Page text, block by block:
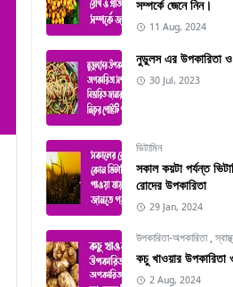
সম্পর্কে জেনে নিন।
11 Aug, 2024
নুডুলস এর উপকারিতা
30 Jul, 2023
ভিটামিন
সকাল কয়টা পর্যন্ত
রোদের উপকারিতা
29 Jan, 2024
উপকারিতা-অপকারিতা,
কচু খাওয়ার উপকারিতা
2 Aug, 2024